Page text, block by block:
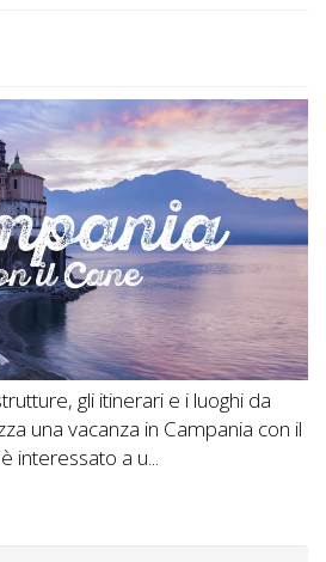
gli itinerari e i luoghi da
una vacanza in Campania con il
interessato a u...